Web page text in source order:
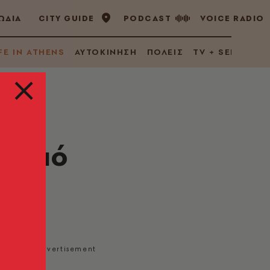
CITY GUIDE PODCAST VOICE RADIO
IN ATHENS ΑΥΤΟΚΙΝΗΣΗ ΠΟΛΕΙΣ TV + SERIES
από